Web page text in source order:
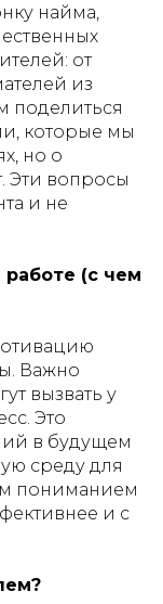
найма,
от
из
поделиться
которые мы
но о
Эти вопросы
и не
работе (с чем
Важно
вызвать у
Это
в будущем
среду для
пониманием
и с